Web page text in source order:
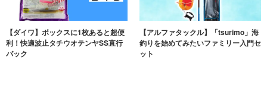
【ダイワ】ボックスに1枚あると超便
利！快適波止タチウオテンヤSS直行
パック
【アルファタックル】「tsurimo」海
釣りを始めてみたいファミリー入門セ
ット